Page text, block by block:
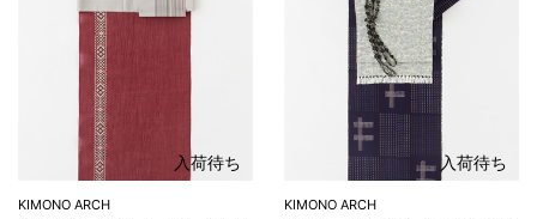
入荷待ち
KIMONO ARCH
入荷待ち
KIMONO ARCH